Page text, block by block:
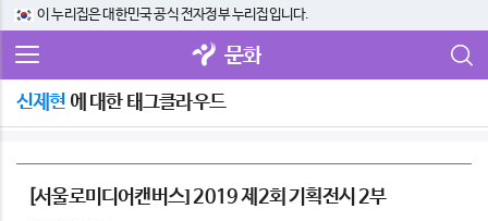
이 누리집은 대한민국 공식 전자정부 누리집입니다.
문화
신제현 에 대한 태그클라우드
[서울로미디어캔버스] 2019 제2회 기획전시 2부